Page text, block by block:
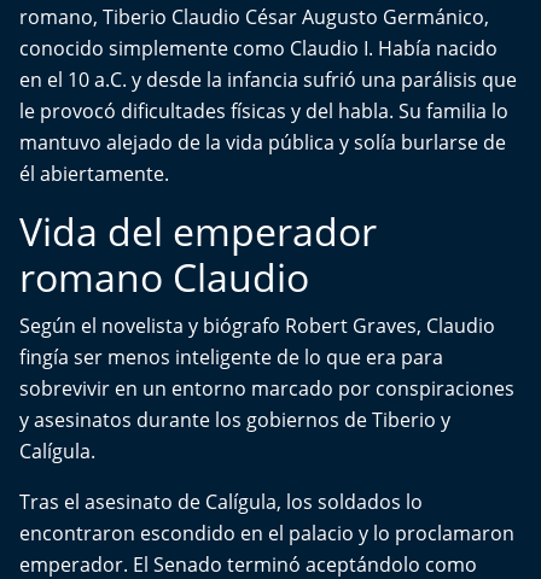
Tu Mereces Ser Feliz
Efemérides
Cultura y Espectáculos
Conexión Digital
La Ruta del Pulsar
Psicología Abierta
Impacto Tecnológico
Sesiones Dieciocheras
romano, Tiberio Claudio César Augusto Germánico,
conocido simplemente como Claudio I. Había nacido
en el 10 a.C. y desde la infancia sufrió una parálisis que
le provocó dificultades físicas y del habla. Su familia lo
mantuvo alejado de la vida pública y solía burlarse de
él abiertamente.
Vida del emperador
romano Claudio
Según el novelista y biógrafo Robert Graves, Claudio
fingía ser menos inteligente de lo que era para
sobrevivir en un entorno marcado por conspiraciones
y asesinatos durante los gobiernos de Tiberio y
Calígula.
Tras el asesinato de Calígula, los soldados lo
encontraron escondido en el palacio y lo proclamaron
emperador. El Senado terminó aceptándolo como